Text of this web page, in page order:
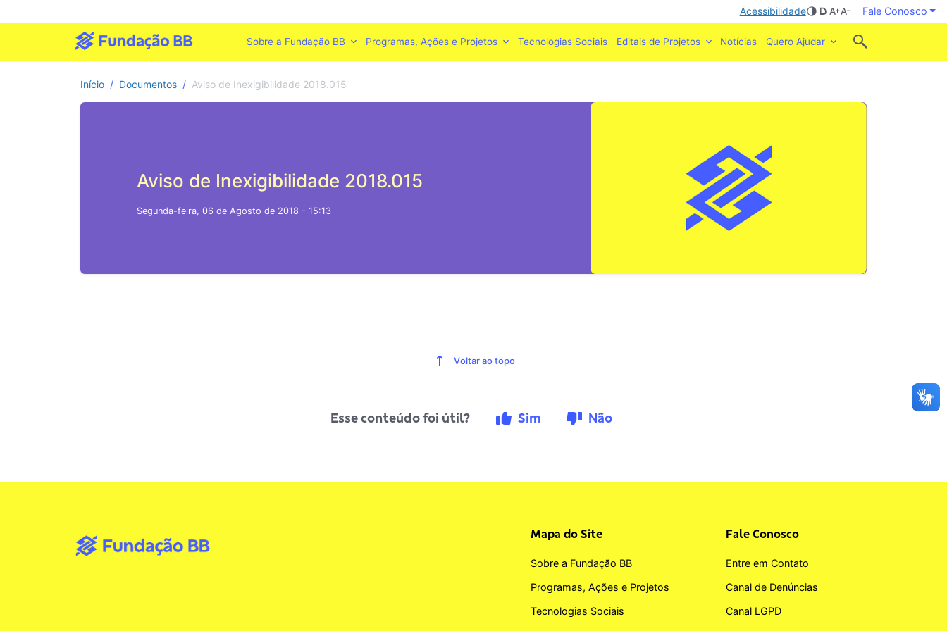
Acessibilidade Fale Conosco
Sobre a Fundação BB Programas, Ações e Projetos Tecnologias Sociais Editais de Projetos Notícias Quero Ajudar
Início Documentos Aviso de Inexigibilidade 2018.015
Aviso de Inexigibilidade 2018.015
Segunda-feira, 06 de Agosto de 2018 - 15:13
Voltar ao topo
Esse conteúdo foi útil? Sim Não
Mapa do Site
Sobre a Fundação BB
Programas, Ações e Projetos
Tecnologias Sociais
Fale Conosco
Entre em Contato
Canal de Denúncias
Canal LGPD